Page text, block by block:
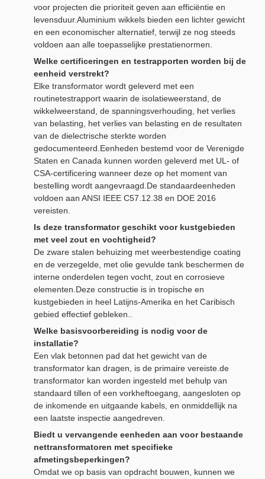
voor projecten die prioriteit geven aan efficiëntie en
levensduur.Aluminium wikkels bieden een lichter gewicht
en een economischer alternatief, terwijl ze nog steeds
voldoen aan alle toepasselijke prestatienormen.
Welke certificeringen en testrapporten worden bij de
eenheid verstrekt?
Elke transformator wordt geleverd met een
routinetestrapport waarin de isolatieweerstand, de
wikkelweerstand, de spanningsverhouding, het verlies
van belasting, het verlies van belasting en de resultaten
van de dielectrische sterkte worden
gedocumenteerd.Eenheden bestemd voor de Verenigde
Staten en Canada kunnen worden geleverd met UL- of
CSA-certificering wanneer deze op het moment van
bestelling wordt aangevraagd.De standaardeenheden
voldoen aan ANSI IEEE C57.12.38 en DOE 2016
vereisten.
Is deze transformator geschikt voor kustgebieden
met veel zout en vochtigheid?
De zware stalen behuizing met weerbestendige coating
en de verzegelde, met olie gevulde tank beschermen de
interne onderdelen tegen vocht, zout en corrosieve
elementen.Deze constructie is in tropische en
kustgebieden in heel Latijns-Amerika en het Caribisch
gebied effectief gebleken..
Welke basisvoorbereiding is nodig voor de
installatie?
Een vlak betonnen pad dat het gewicht van de
transformator kan dragen, is de primaire vereiste.de
transformator kan worden ingesteld met behulp van
standaard tillen of een vorkheftoegang, aangesloten op
de inkomende en uitgaande kabels, en onmiddellijk na
een laatste inspectie aangedreven.
Biedt u vervangende eenheden aan voor bestaande
nettransformatoren met specifieke
afmetingsbeperkingen?
Omdat we op basis van opdracht bouwen, kunnen we